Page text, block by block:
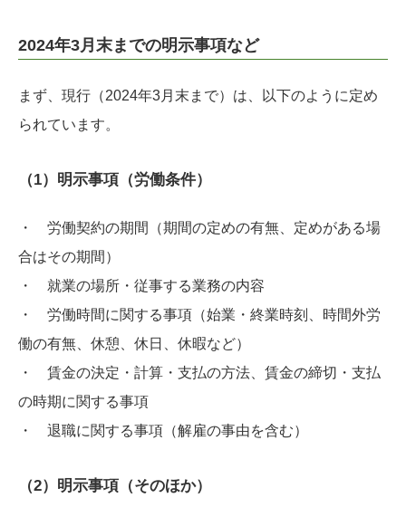
2024年3月末までの明示事項など
まず、現行（2024年3月末まで）は、以下のように定め
られています。
（1）明示事項（労働条件）
・ 労働契約の期間（期間の定めの有無、定めがある場
合はその期間）
・ 就業の場所・従事する業務の内容
・ 労働時間に関する事項（始業・終業時刻、時間外労
働の有無、休憩、休日、休暇など）
・ 賃金の決定・計算・支払の方法、賃金の締切・支払
の時期に関する事項
・ 退職に関する事項（解雇の事由を含む）
（2）明示事項（そのほか）